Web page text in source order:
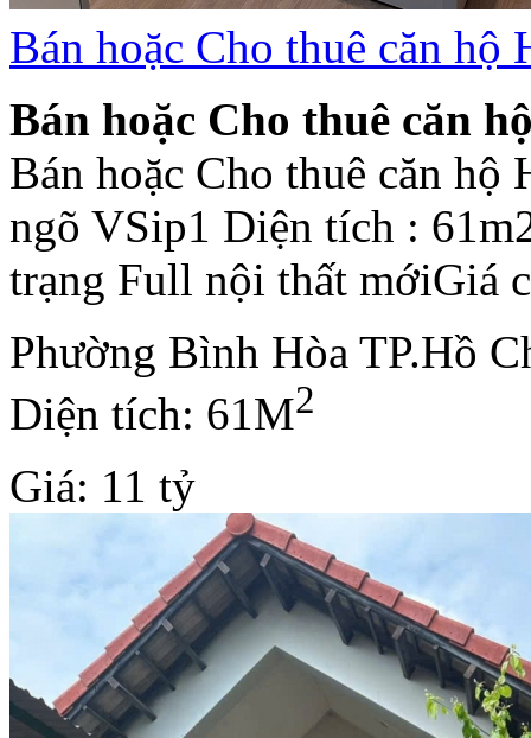
Bán hoặc Cho thuê căn hộ
Bán hoặc Cho thuê căn
Bán hoặc Cho thuê căn
ngõ VSip1 Diện tích :
trạng Full nội thất mớiGiá
Phường Bình Hòa TP.Hồ
Diện tích: 61M2
Giá: 11 tỷ